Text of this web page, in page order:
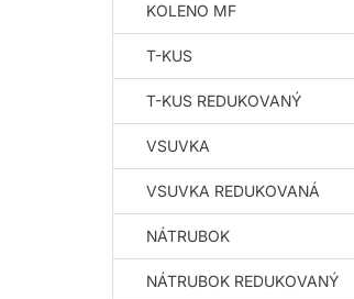
KOLENO MF
T-KUS
T-KUS REDUKOVANÝ
VSUVKA
VSUVKA REDUKOVANÁ
NÁTRUBOK
NÁTRUBOK REDUKOVANÝ